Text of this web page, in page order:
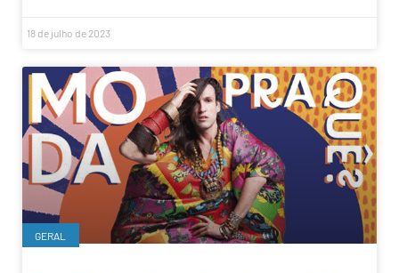
18 de julho de 2023
GERAL